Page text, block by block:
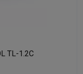
TL-1.2C